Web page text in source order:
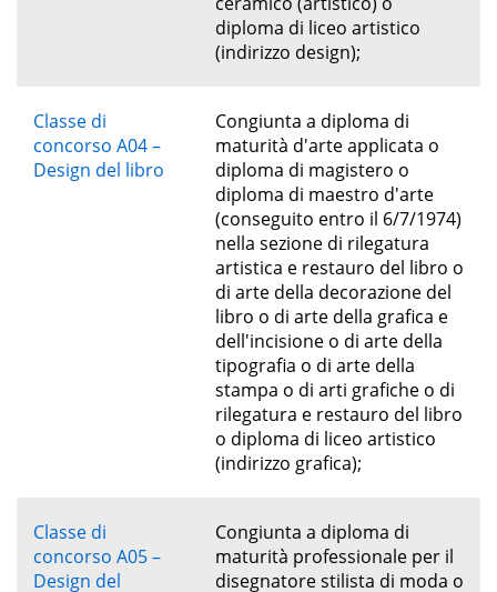
diploma di liceo artistico
(indirizzo design);
Classe di
concorso A04 –
Design del libro
Congiunta a diploma di
maturità d'arte applicata o
diploma di magistero o
diploma di maestro d'arte
(conseguito entro il 6/7/1974)
nella sezione di rilegatura
artistica e restauro del libro o
di arte della decorazione del
libro o di arte della grafica e
dell'incisione o di arte della
tipografia o di arte della
stampa o di arti grafiche o di
rilegatura e restauro del libro
o diploma di liceo artistico
(indirizzo grafica);
Classe di
concorso A05 –
Design del
Congiunta a diploma di
maturità professionale per il
disegnatore stilista di moda o